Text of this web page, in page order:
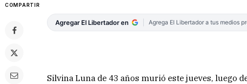
COMPARTIR
Agregar El Libertador en Agrega El Libertador a tus medios
Silvina Luna de 43 años murió este jueves, luego